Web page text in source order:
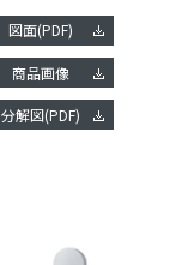
図面(PDF)
商品画像
分解図(PDF)